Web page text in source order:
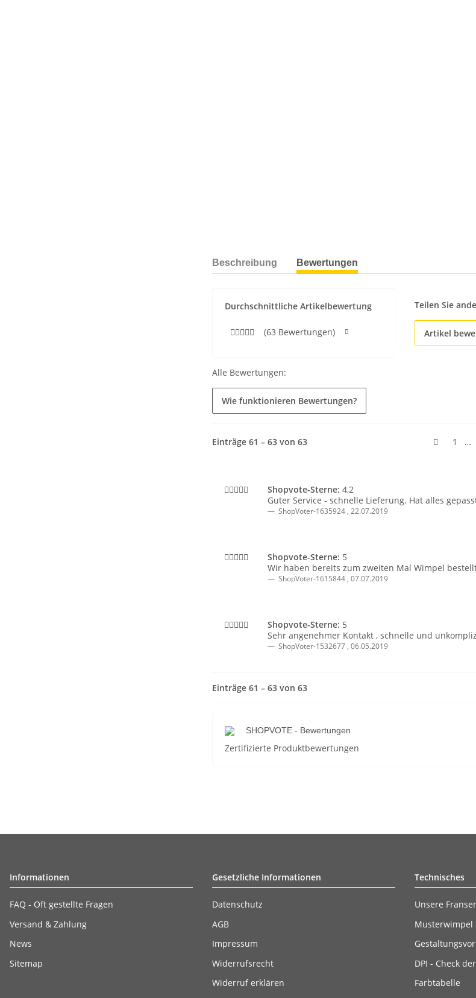
Beschreibung Bewertungen
Durchschnittliche Artikelbewertung
(63 Bewertungen)
Teilen Sie
Artikel
Alle Bewertungen:
Wie funktionieren Bewertungen?
Einträge 61 – 63 von 63 1 …
Shopvote-Sterne: 4,2
Guter Service - schnelle Lieferung. Hat alles
ShopVoter-1635924 , 22.07.2019
Shopvote-Sterne: 5
Wir haben bereits zum zweiten Mal Wimpel
ShopVoter-1615844 , 07.07.2019
Shopvote-Sterne: 5
Sehr angenehmer Kontakt , schnelle und
ShopVoter-1532677 , 06.05.2019
Einträge 61 – 63 von 63
SHOPVOTE - Bewertungen
Zertifizierte Produktbewertungen
Informationen
FAQ - Oft gestellte Fragen
Versand & Zahlung
News
Sitemap
Gesetzliche Informationen
Datenschutz
AGB
Impressum
Widerrufsrecht
Widerruf erklären
Technisches
Unsere
Musterwimpel
DPI - Check
Farbtabelle